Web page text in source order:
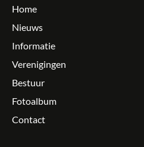
Home
Nieuws
Informatie
Verenigingen
Bestuur
Fotoalbum
Contact